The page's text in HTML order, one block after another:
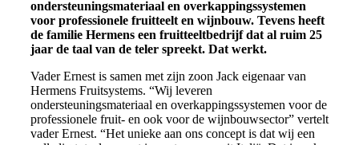
ondersteuningsmateriaal en overkappingssystemen
voor professionele fruitteelt en wijnbouw. Tevens heeft
de familie Hermens een fruitteeltbedrijf dat al ruim 25
jaar de taal van de teler spreekt. Dat werkt.
Vader Ernest is samen met zijn zoon Jack eigenaar van
Hermens Fruitsystems. “Wij leveren
ondersteuningsmateriaal en overkappingssystemen voor de
professionele fruit- en ook voor de wijnbouwsector” vertelt
vader Ernest. “Het unieke aan ons concept is dat wij een